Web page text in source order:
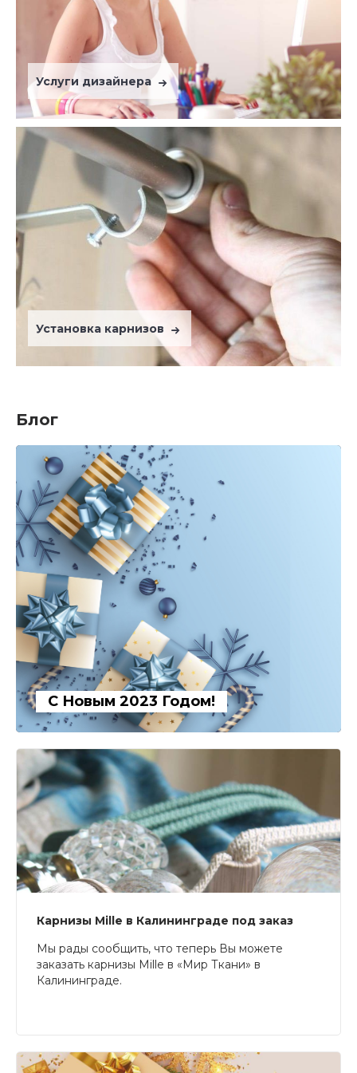
Услуги дизайнера
Установка карнизов
Блог
С Новым 2023 Годом!
Карнизы Mille в Калининграде под заказ
Мы рады сообщить, что теперь Вы можете
заказать карнизы Mille в «Мир Ткани» в
Калининграде.